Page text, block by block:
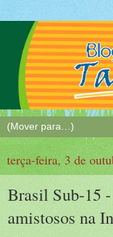
terça-feira, 3 de
Brasil Sub-15
amistosos na